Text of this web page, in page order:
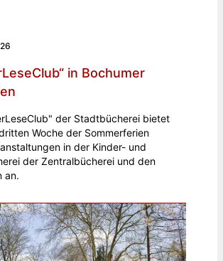
in Bochumer
der Stadtbücherei bietet
Woche der Sommerferien
in der Kinder- und
der Zentralbücherei und den
an.